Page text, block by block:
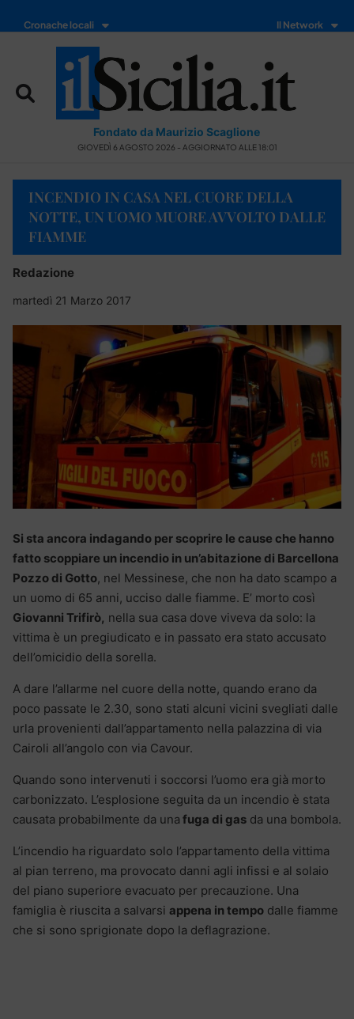
Cronache locali Il Network
Fondato da Maurizio Scaglione
GIOVEDÌ 6 AGOSTO 2026 - AGGIORNATO ALLE 18:01
INCENDIO IN CASA NEL CUORE DELLA
NOTTE, UN UOMO MUORE AVVOLTO DALLE
FIAMME
Redazione
martedì 21 Marzo 2017
Si sta ancora indagando per scoprire le cause che hanno
fatto scoppiare un incendio in un’abitazione di Barcellona
Pozzo di Gotto, nel Messinese, che non ha dato scampo a
un uomo di 65 anni, ucciso dalle fiamme. E’ morto così
Giovanni Trifirò, nella sua casa dove viveva da solo: la
vittima è un pregiudicato e in passato era stato accusato
dell’omicidio della sorella.
A dare l’allarme nel cuore della notte, quando erano da
poco passate le 2.30, sono stati alcuni vicini svegliati dalle
urla provenienti dall’appartamento nella palazzina di via
Cairoli all’angolo con via Cavour.
Quando sono intervenuti i soccorsi l’uomo era già morto
carbonizzato. L’esplosione seguita da un incendio è stata
causata probabilmente da una fuga di gas da una bombola.
L’incendio ha riguardato solo l’appartamento della vittima
al pian terreno, ma provocato danni agli infissi e al solaio
del piano superiore evacuato per precauzione. Una
famiglia è riuscita a salvarsi appena in tempo dalle fiamme
che si sono sprigionate dopo la deflagrazione.